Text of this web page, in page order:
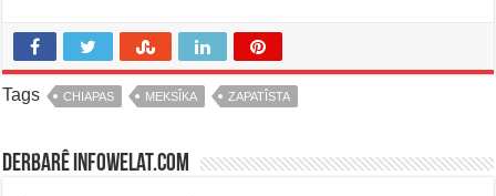
Tags CHIAPAS MEKSÎKA ZAPATÎSTA
Derbarê infowelat.com